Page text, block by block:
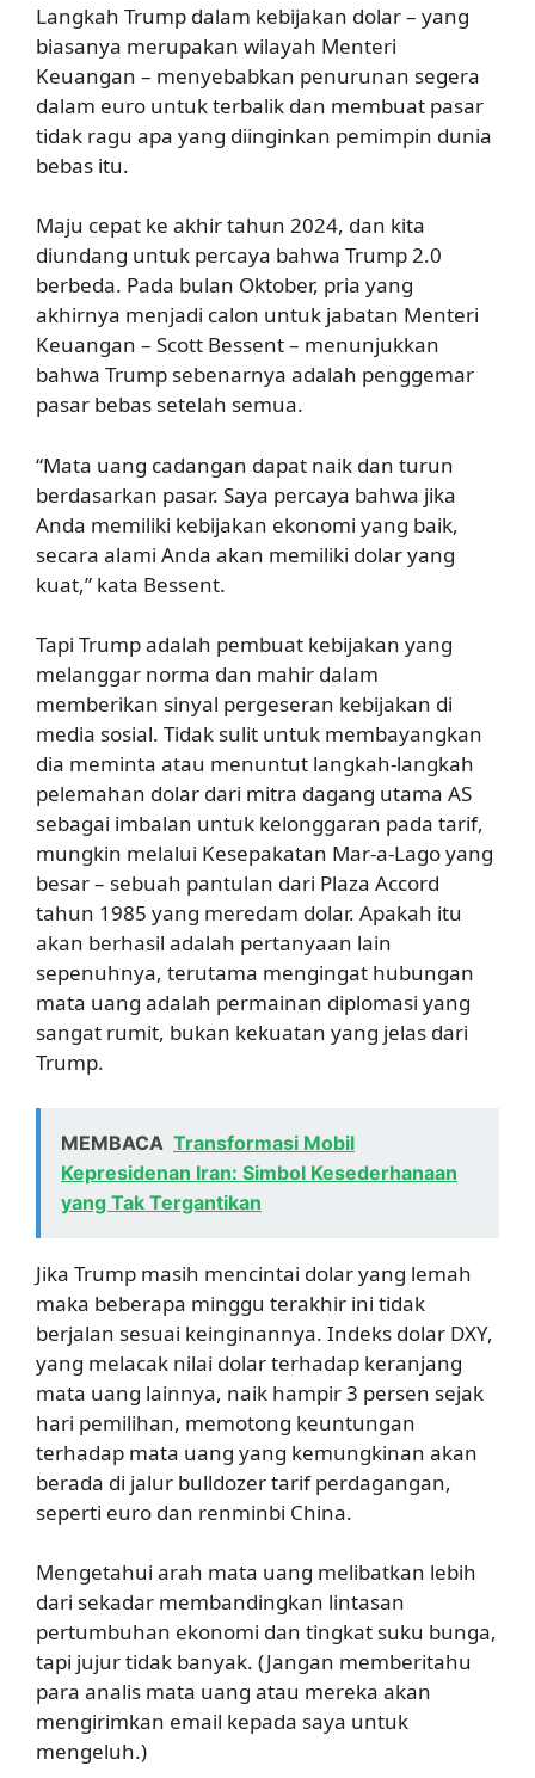
Langkah Trump dalam kebijakan dolar – yang
biasanya merupakan wilayah Menteri
Keuangan – menyebabkan penurunan segera
dalam euro untuk terbalik dan membuat pasar
tidak ragu apa yang diinginkan pemimpin dunia
bebas itu.
Maju cepat ke akhir tahun 2024, dan kita
diundang untuk percaya bahwa Trump 2.0
berbeda. Pada bulan Oktober, pria yang
akhirnya menjadi calon untuk jabatan Menteri
Keuangan – Scott Bessent – menunjukkan
bahwa Trump sebenarnya adalah penggemar
pasar bebas setelah semua.
“Mata uang cadangan dapat naik dan turun
berdasarkan pasar. Saya percaya bahwa jika
Anda memiliki kebijakan ekonomi yang baik,
secara alami Anda akan memiliki dolar yang
kuat,” kata Bessent.
Tapi Trump adalah pembuat kebijakan yang
melanggar norma dan mahir dalam
memberikan sinyal pergeseran kebijakan di
media sosial. Tidak sulit untuk membayangkan
dia meminta atau menuntut langkah-langkah
pelemahan dolar dari mitra dagang utama AS
sebagai imbalan untuk kelonggaran pada tarif,
mungkin melalui Kesepakatan Mar-a-Lago yang
besar – sebuah pantulan dari Plaza Accord
tahun 1985 yang meredam dolar. Apakah itu
akan berhasil adalah pertanyaan lain
sepenuhnya, terutama mengingat hubungan
mata uang adalah permainan diplomasi yang
sangat rumit, bukan kekuatan yang jelas dari
Trump.
MEMBACA Transformasi Mobil
Kepresidenan Iran: Simbol Kesederhanaan
yang Tak Tergantikan
Jika Trump masih mencintai dolar yang lemah
maka beberapa minggu terakhir ini tidak
berjalan sesuai keinginannya. Indeks dolar DXY,
yang melacak nilai dolar terhadap keranjang
mata uang lainnya, naik hampir 3 persen sejak
hari pemilihan, memotong keuntungan
terhadap mata uang yang kemungkinan akan
berada di jalur bulldozer tarif perdagangan,
seperti euro dan renminbi China.
Mengetahui arah mata uang melibatkan lebih
dari sekadar membandingkan lintasan
pertumbuhan ekonomi dan tingkat suku bunga,
tapi jujur tidak banyak. (Jangan memberitahu
para analis mata uang atau mereka akan
mengirimkan email kepada saya untuk
mengeluh.)